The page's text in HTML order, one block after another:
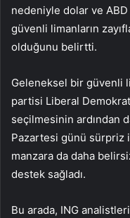
nedeniyle dolar ve
güvenli limanların
olduğunu belirtti.
Geleneksel bir güvenli
partisi Liberal
seçilmesinin ardından
Pazartesi günü sürpriz
manzara da daha
destek sağladı.
Bu arada, ING